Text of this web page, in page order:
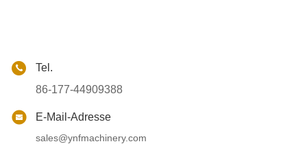
Tel.
86-177-44909388
E-Mail-Adresse
sales@ynfmachinery.com